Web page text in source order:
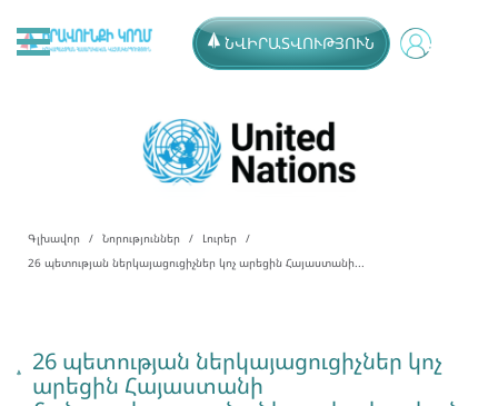
ՆՎԻՐԱՏՎՈՒԹՅՈՒՆ
Գլխավոր Նորություններ
Լուրեր
26 պետության ներկայացուցիչներ կոչ արեցին Հայաստանի...
26 պետության ներկայացուցիչներ կոչ
արեցին Հայաստանի